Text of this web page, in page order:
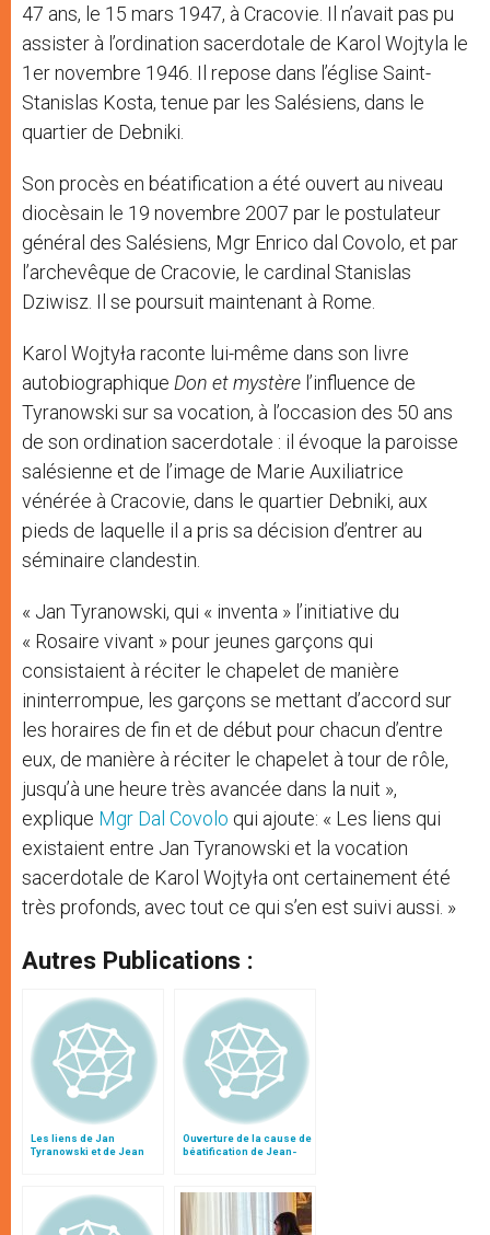
47 ans, le 15 mars 1947, à Cracovie. Il n’avait pas pu
assister à l’ordination sacerdotale de Karol Wojtyla le
1er novembre 1946. Il repose dans l’église Saint-
Stanislas Kosta, tenue par les Salésiens, dans le
quartier de Debniki.
Son procès en béatification a été ouvert au niveau
diocèsain le 19 novembre 2007 par le postulateur
général des Salésiens, Mgr Enrico dal Covolo, et par
l’archevêque de Cracovie, le cardinal Stanislas
Dziwisz. Il se poursuit maintenant à Rome.
Karol Wojtyła raconte lui-même dans son livre
autobiographique Don et mystère l’influence de
Tyranowski sur sa vocation, à l’occasion des 50 ans
de son ordination sacerdotale : il évoque la paroisse
salésienne et de l’image de Marie Auxiliatrice
vénérée à Cracovie, dans le quartier Debniki, aux
pieds de laquelle il a pris sa décision d’entrer au
séminaire clandestin.
« Jan Tyranowski, qui « inventa » l’initiative du
« Rosaire vivant » pour jeunes garçons qui
consistaient à réciter le chapelet de manière
ininterrompue, les garçons se mettant d’accord sur
les horaires de fin et de début pour chacun d’entre
eux, de manière à réciter le chapelet à tour de rôle,
jusqu’à une heure très avancée dans la nuit »,
explique Mgr Dal Covolo qui ajoute: « Les liens qui
existaient entre Jan Tyranowski et la vocation
sacerdotale de Karol Wojtyła ont certainement été
très profonds, avec tout ce qui s’en est suivi aussi. »
Autres Publications :
Les liens de Jan
Tyranowski et de Jean
Ouverture de la cause de
béatification de Jean-